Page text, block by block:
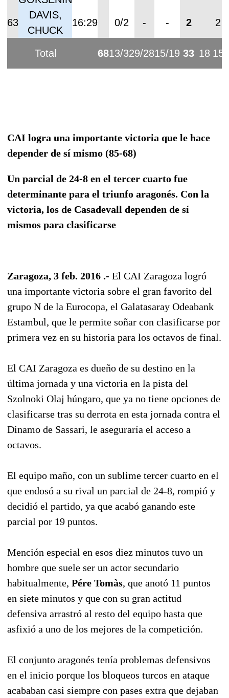
63
DAVIS,
CHUCK
16:29 0/2 - - 2 2
Total 6813/329/2815/19 33 18 15
CAI logra una importante victoria que le hace
depender de sí mismo (85-68)
Un parcial de 24-8 en el tercer cuarto fue
determinante para el triunfo aragonés. Con la
victoria, los de Casadevall dependen de sí
mismos para clasificarse
Zaragoza, 3 feb. 2016 .- El CAI Zaragoza logró
una importante victoria sobre el gran favorito del
grupo N de la Eurocopa, el Galatasaray Odeabank
Estambul, que le permite soñar con clasificarse por
primera vez en su historia para los octavos de final.
El CAI Zaragoza es dueño de su destino en la
última jornada y una victoria en la pista del
Szolnoki Olaj húngaro, que ya no tiene opciones de
clasificarse tras su derrota en esta jornada contra el
Dinamo de Sassari, le aseguraría el acceso a
octavos.
El equipo maño, con un sublime tercer cuarto en el
que endosó a su rival un parcial de 24-8, rompió y
decidió el partido, ya que acabó ganando este
parcial por 19 puntos.
Mención especial en esos diez minutos tuvo un
hombre que suele ser un actor secundario
habitualmente, Pére Tomàs, que anotó 11 puntos
en siete minutos y que con su gran actitud
defensiva arrastró al resto del equipo hasta que
asfixió a uno de los mejores de la competición.
El conjunto aragonés tenía problemas defensivos
en el inicio porque los bloqueos turcos en ataque
acababan casi siempre con pases extra que dejaban